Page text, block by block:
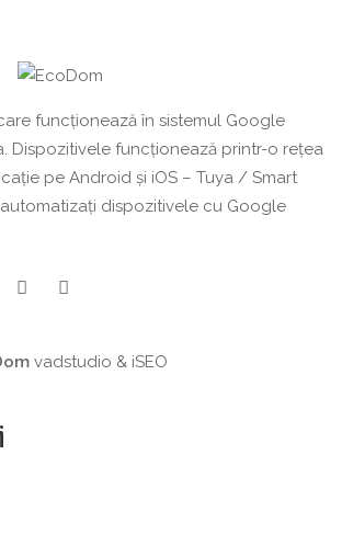
funcționează în sistemul Google
Dispozitivele funcționează printr-o rețea
pe Android și iOS – Tuya / Smart
automatizați dispozitivele cu Google
vadstudio & iSEO